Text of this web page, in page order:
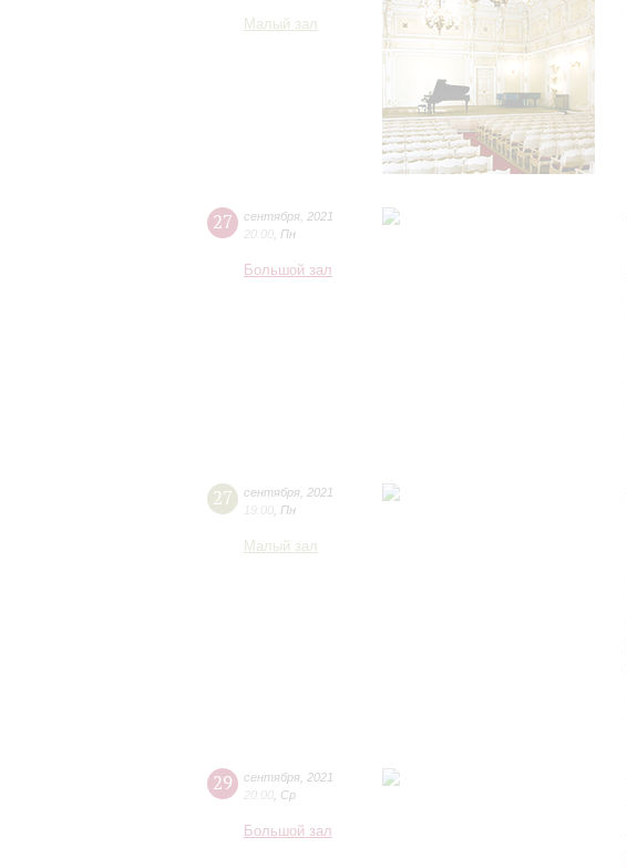
Малый зал
27 сентября 2021
20:00 Пн
Большой зал
27 сентября 2021
19:00 Пн
Малый зал
29 сентября 2021
20:00 Ср
Большой зал